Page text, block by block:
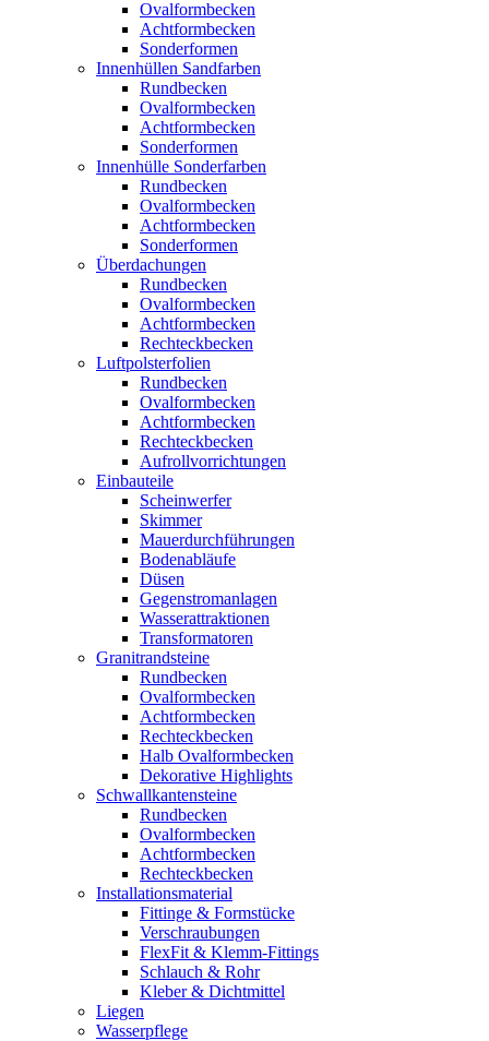
Ovalformbecken
Achtformbecken
Sonderformen
Innenhüllen Sandfarben
Rundbecken
Ovalformbecken
Achtformbecken
Sonderformen
Innenhülle Sonderfarben
Rundbecken
Ovalformbecken
Achtformbecken
Sonderformen
Überdachungen
Rundbecken
Ovalformbecken
Achtformbecken
Rechteckbecken
Luftpolsterfolien
Rundbecken
Ovalformbecken
Achtformbecken
Rechteckbecken
Aufrollvorrichtungen
Einbauteile
Scheinwerfer
Skimmer
Mauerdurchführungen
Bodenabläufe
Düsen
Gegenstromanlagen
Wasserattraktionen
Transformatoren
Granitrandsteine
Rundbecken
Ovalformbecken
Achtformbecken
Rechteckbecken
Halb Ovalformbecken
Dekorative Highlights
Schwallkantensteine
Rundbecken
Ovalformbecken
Achtformbecken
Rechteckbecken
Installationsmaterial
Fittinge & Formstücke
Verschraubungen
FlexFit & Klemm-Fittings
Schlauch & Rohr
Kleber & Dichtmittel
Liegen
Wasserpflege